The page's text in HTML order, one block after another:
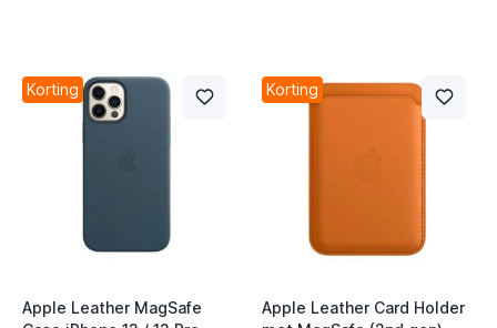
Korting
Apple Leather MagSafe
Korting
Apple Leather Card Holder